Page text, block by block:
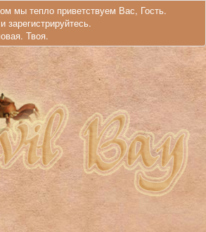
мы тепло приветствуем Вас, Гость.
зарегистрируйтесь.
Твоя.